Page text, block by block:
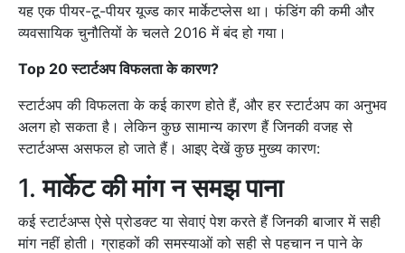
यह एक पीयर-टू-पीयर यूज्ड कार मार्केटप्लेस था। फंडिंग की कमी और
व्यवसायिक चुनौतियों के चलते 2016 में बंद हो गया।
Top 20 स्टार्टअप विफलता के कारण?
स्टार्टअप की विफलता के कई कारण होते हैं, और हर स्टार्टअप का अनुभव
अलग हो सकता है। लेकिन कुछ सामान्य कारण हैं जिनकी वजह से
स्टार्टअप्स असफल हो जाते हैं। आइए देखें कुछ मुख्य कारण:
1.मार्केट की मांग न समझ पाना
कई स्टार्टअप्स ऐसे प्रोडक्ट या सेवाएं पेश करते हैं जिनकी बाजार में सही
मांग नहीं होती। ग्राहकों की समस्याओं को सही से पहचान न पाने के